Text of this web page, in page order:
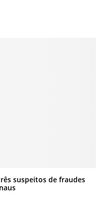
suspeitos de fraudes